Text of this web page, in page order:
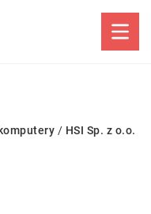
/ HSI Sp. z o.o.